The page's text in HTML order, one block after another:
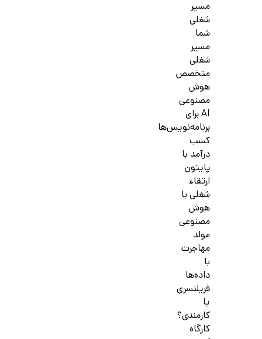
مسیر
شغلی
شما
مسیر
شغلی
متخصص
هوش
مصنوعی
AI برای
برنامه‌نویس‌ها
کسب
درآمد با
پایتون
ارتقاء
شغلی با
هوش
مصنوعی
مولد
مهاجرت
با
داده‌ها
فریلنسری
یا
کارمندی؟
کارگاه